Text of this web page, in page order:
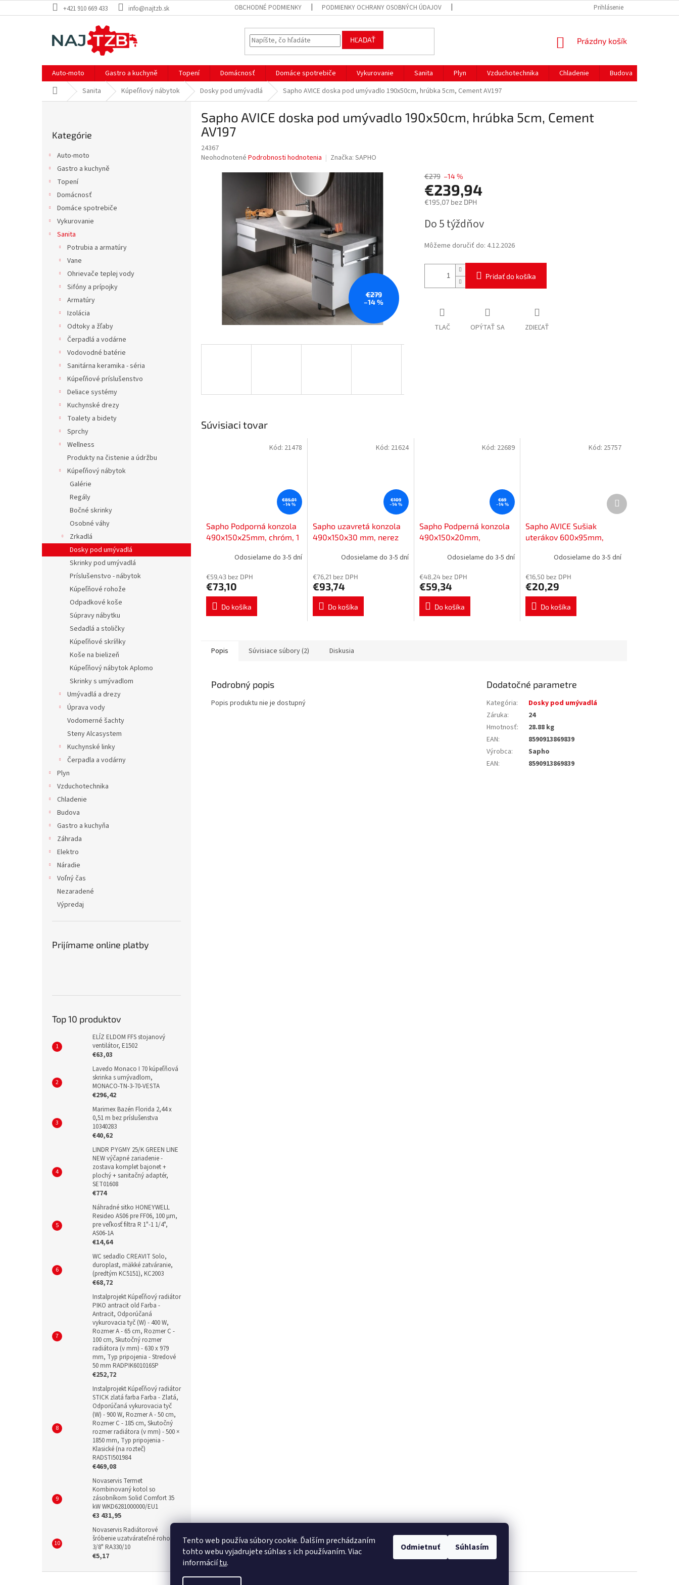
Tento web používa súbory cookie. Ďalším prechádzaním
tohto webu vyjadrujete súhlas s ich používaním. Viac
informáciítu.
Odmietnuť Súhlasím
na
+421 910 669 433 info@najtzb.sk OBCHODNÉ PODMIENKY PODMIENKY OCHRANY OSOBNÝCH ÚDAJOV PREPRAVA A PLATBYPrihlásenie
HĽADAŤ
NÁKUPNÝ
Prázdny košík
Auto-moto Gastro a kuchyně Topení Domácnosť Domáce spotrebiče Vykurovanie Sanita Plyn Vzduchotechnika Chladenie Budova
DomovSanita Kúpeľňový nábytok Dosky pod umývadlá Sapho AVICE doska pod umývadlo 190x50cm, hrúbka 5cm, Cement AV197
kategórie
Kategórie
Auto-moto
Gastro a kuchyně
Topení
Domácnosť
Domáce spotrebiče
Vykurovanie
Sanita
Potrubia a armatúry
Vane
Ohrievače teplej vody
Sifóny a prípojky
Armatúry
Izolácia
Odtoky a žľaby
Čerpadlá a vodárne
Vodovodné batérie
Sanitárna keramika - séria
Kúpeľňové príslušenstvo
Deliace systémy
Kuchynské drezy
Toalety a bidety
Sprchy
Wellness
Produkty na čistenie a údržbu
Kúpeľňový nábytok
Galérie
Regály
Bočné skrinky
Osobné váhy
Zrkadlá
Dosky pod umývadlá
Skrinky pod umývadlá
Príslušenstvo - nábytok
Kúpeľňové rohože
Odpadkové koše
Súpravy nábytku
Sedadlá a stoličky
Kúpeľňové skríňky
Koše na bielizeň
Kúpeľňový nábytok Aplomo
Skrinky s umývadlom
Umývadlá a drezy
Úprava vody
Vodomerné šachty
Steny Alcasystem
Kuchynské linky
Čerpadla a vodárny
Plyn
Vzduchotechnika
Chladenie
Budova
Gastro a kuchyňa
Záhrada
Elektro
Náradie
Voľný čas
Nezaradené
Výpredaj
Prijímame online platby
Top 10 produktov
ELÍZ ELDOM FFS stojanový
ventilátor, E1502
€63,03
Lavedo Monaco I 70 kúpeľňová
skrinka s umývadlom,
MONACO-TN-3-70-VESTA
€296,42
Marimex Bazén Florida 2,44 x
0,51 m bez príslušenstva
10340283
€40,62
LINDR PYGMY 25/K GREEN LINE
NEW výčapné zariadenie -
zostava komplet bajonet +
plochý + sanitačný adaptér,
SET01608
€774
Náhradné sitko HONEYWELL
Resideo AS06 pre FF06, 100 µm,
pre veľkosť filtra R 1"-1 1/4",
AS06-1A
€14,64
WC sedadlo CREAVIT Solo,
duroplast, mäkké zatváranie,
(predtým KC5151), KC2003
€68,72
Instalprojekt Kúpeľňový radiátor
PIKO antracit old Farba -
Antracit, Odporúčaná
vykurovacia tyč (W) - 400 W,
Rozmer A - 65 cm, Rozmer C -
100 cm, Skutočný rozmer
radiátora (v mm) - 630 x 979
mm, Typ pripojenia - Stredové
50 mm RADPIK601016SP
€252,72
Instalprojekt Kúpeľňový radiátor
STICK zlatá farba Farba - Zlatá,
Odporúčaná vykurovacia tyč
(W) - 900 W, Rozmer A - 50 cm,
Rozmer C - 185 cm, Skutočný
rozmer radiátora (v mm) - 500 ×
1850 mm, Typ pripojenia -
Klasické (na rozteč)
RADSTI501984
€469,08
Novaservis Termet
Kombinovaný kotol so
zásobníkom Solid Comfort 35
kW WKD6281000000/EU1
€3 431,95
Novaservis Radiátorové
šróbenie uzatvárateľné rohové
3/8" RA330/10
€5,17
Sapho AVICE doska pod umývadlo 190x50cm, hrúbka 5cm, Cement
AV197
24367
Priemerné
hviezdičiek.
Neohodnotené Podrobnosti hodnotenia Značka: SAPHO
€279
–14 %
€279 –14 %
€239,94
€195,07 bez DPH
cena:
Do 5 týždňov
Môžeme doručiť do: 4.12.2026
Pridať do košíka
TLAČ OPÝTAŤ SA ZDIEĽAŤ
Súvisiaci tovar
€85,01
–14 %
Sapho Podporná konzola
490x150x25mm, chróm, 1
Odosielame do 3-5 dní
€59,43 bez DPH
€73,10
Do košíka
Kód: 21478
€109
–14 %
Sapho uzavretá konzola
490x150x30 mm, nerez
Odosielame do 3-5 dní
€76,21 bez DPH
€93,74
Do košíka
Kód: 21624
€69
–14 %
Sapho Podperná konzola
490x150x20mm,
Odosielame do 3-5 dní
€48,24 bez DPH
€59,34
Do košíka
Kód: 22689
Sapho AVICE Sušiak
uterákov 600x95mm,
Odosielame do 3-5 dní
€16,50 bez DPH
€20,29
Do košíka
Kód: 25757
Ďalší
produkt
Popis Súvisiace súbory (2) Diskusia
Podrobný popis
Popis produktu nie je dostupný
Dodatočné parametre
Kategória:
Dosky pod umývadlá
Záruka:
24
Hmotnosť:
28.88 kg
EAN:
8590913869839
Výrobca:
Sapho
EAN: 8590913869839